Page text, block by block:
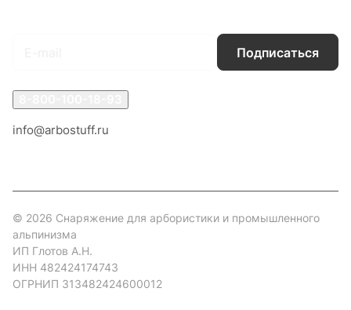
Подписаться
info@arbostuff.ru
© 2026 Снаряжение для арбористики и промышленного
альпинизма
ИП Глотов А.Н.
ИНН 482424174743
ОГРНИП 313482424600012